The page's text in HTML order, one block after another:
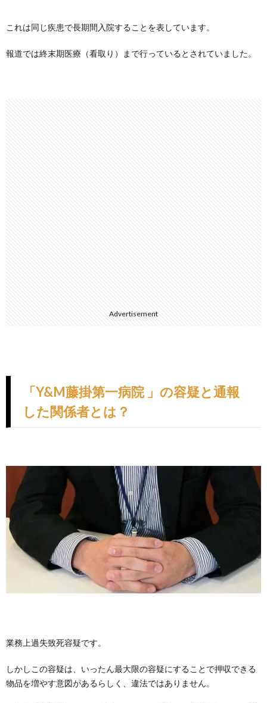
これは同じ疾患で長期間入院することを表しています。
報道では終末期医療（看取り）まで行っているとされていました。
Advertisement
「Y&M藤掛第一病院 」の容疑と通報
した関係者とは？
業務上過失致死容疑です。
しかしこの容疑は、いったん最大限の容疑にすることで押収できる
物品を増やす意図があるらしく、違法ではありません。